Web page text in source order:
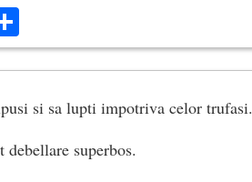
si sa lupti impotriva celor trufasi.
debellare superbos.